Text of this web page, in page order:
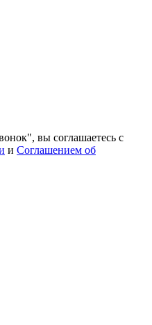
вы соглашаетесь с
и Соглашением об